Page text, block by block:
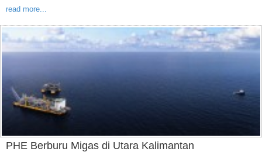
read more...
PHE Berburu Migas di Utara Kalimantan